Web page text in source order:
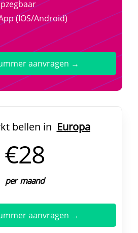
(IOS/Android)
aanvragen →
bellen in Europa
€28
per maand
aanvragen →